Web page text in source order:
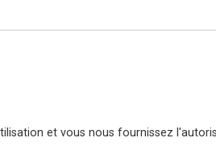
et vous nous fournissez